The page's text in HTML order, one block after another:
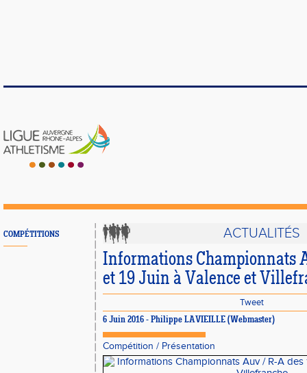
COMPÉTITIONS ACTUALITÉS
Informations Championnats
et 19 Juin à Valence et
Tweet
6 Juin 2016 - Philippe LAVIEILLE (Webmaster)
Compétition / Présentation